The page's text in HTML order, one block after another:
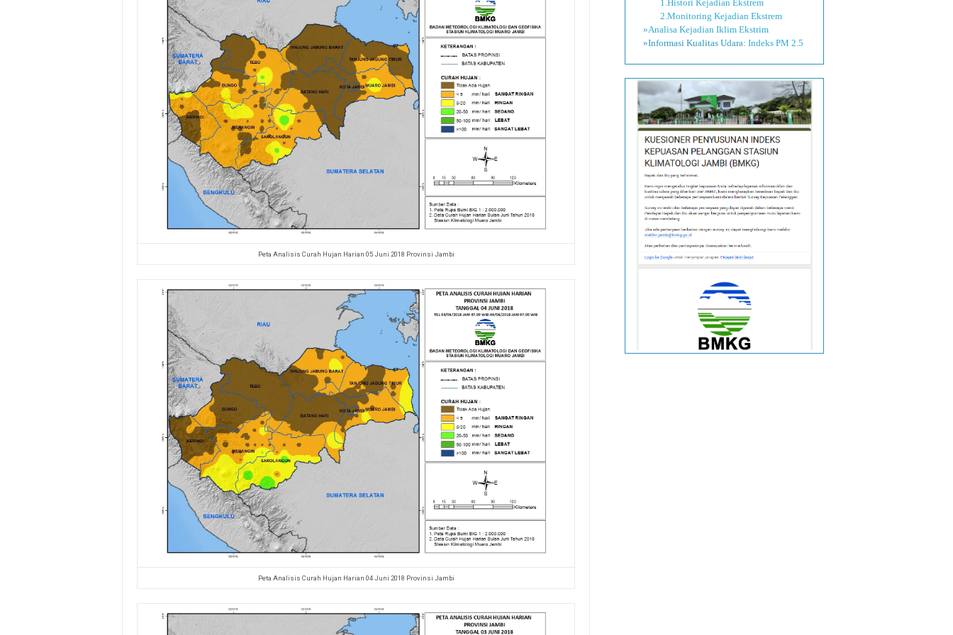
Peta Analisis Curah Hujan Harian 05 Juni 2018 Provinsi Jambi
Peta Analisis Curah Hujan Harian 04 Juni 2018 Provinsi Jambi
1.Histori Kejadian Ekstrem
2.Monitoring Kejadian Ekstrem
»Analisa Kejadian Iklim Ekstrim
»Informasi Kualitas Udara: Indeks PM 2.5